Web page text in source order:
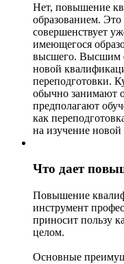
Нет, повышение
образованием.
совершенствует
имеющегося
высшего. Высшим
новой
переподготовки.
обычно занимают
предполагают
как
на изучение новой
Что дает
Повышение
инструмент
приносит пользу
целом.
Основные